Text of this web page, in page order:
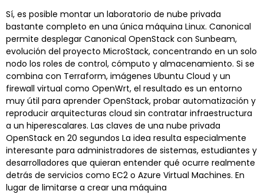
Sí, es posible montar un laboratorio de nube privada
bastante completo en una única máquina Linux. Canonical
permite desplegar Canonical OpenStack con Sunbeam,
evolución del proyecto MicroStack, concentrando en un solo
nodo los roles de control, cómputo y almacenamiento. Si se
combina con Terraform, imágenes Ubuntu Cloud y un
firewall virtual como OpenWrt, el resultado es un entorno
muy útil para aprender OpenStack, probar automatización y
reproducir arquitecturas cloud sin contratar infraestructura
a un hiperescalares. Las claves de una nube privada
OpenStack en 20 segundos La idea resulta especialmente
interesante para administradores de sistemas, estudiantes y
desarrolladores que quieran entender qué ocurre realmente
detrás de servicios como EC2 o Azure Virtual Machines. En
lugar de limitarse a crear una máquina